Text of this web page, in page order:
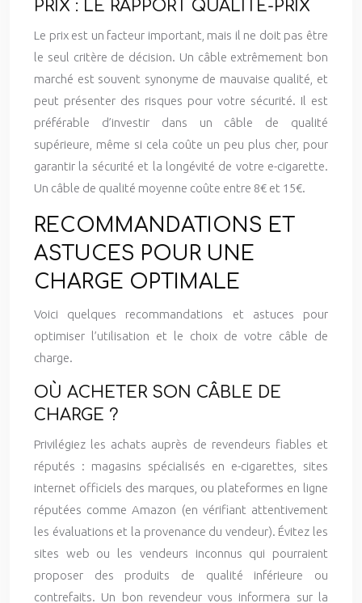
PRIX : LE RAPPORT QUALITÉ-PRIX
Le prix est un facteur important, mais il ne doit pas être
le seul critère de décision. Un câble extrêmement bon
marché est souvent synonyme de mauvaise qualité, et
peut présenter des risques pour votre sécurité. Il est
préférable d’investir dans un câble de qualité
supérieure, même si cela coûte un peu plus cher, pour
garantir la sécurité et la longévité de votre e-cigarette.
Un câble de qualité moyenne coûte entre 8€ et 15€.
RECOMMANDATIONS ET
ASTUCES POUR UNE
CHARGE OPTIMALE
Voici quelques recommandations et astuces pour
optimiser l’utilisation et le choix de votre câble de
charge.
OÙ ACHETER SON CÂBLE DE
CHARGE ?
Privilégiez les achats auprès de revendeurs fiables et
réputés : magasins spécialisés en e-cigarettes, sites
internet officiels des marques, ou plateformes en ligne
réputées comme Amazon (en vérifiant attentivement
les évaluations et la provenance du vendeur). Évitez les
sites web ou les vendeurs inconnus qui pourraient
proposer des produits de qualité inférieure ou
contrefaits. Un bon revendeur vous informera sur la